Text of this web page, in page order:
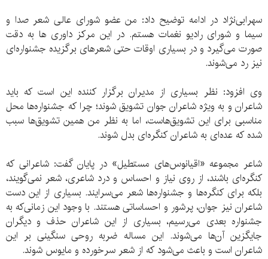
سهرابی‌نژاد در ادامه توضیح داد: من عضو شورای عالی شعر صدا و
سیما و شورای رادیو نغمات هستم. در این مرکز داوری ها به دقت
صورت می‌گیرد و در بسیاری اوقات حتی شعرهای برگزیده جشنواره‌ای
نیز رد می‌شوند.
وی افزود: نظر بسیاری از مدیران برگزار کننده این است که باید
شاعران و به ویژه شاعران جوان تشویق شوند؛ چرا که جشنواره‌ها محل
مناسبی برای این تشویق‌هاست، اما به نظر من همین تشویق‌ها سبب
شده که عده‌ای به شاعران کنگره‌ای بدل شوند.
شاعر مجموعه «اقیانوس‌های مستطیل» در پایان گفت: شاعرانی که
کنگره‌ای باشند، از روی نیاز و احساس و درد شاعری، شعر نمی‌گویند،
بلکه برای کنگره‌ها و جشنواره‌ها شعر می‌سرایند. بسیاری از این دست
شاعران نیز جوان، پرشور و احساساتی هستند. با وجود اين زمانی‌که به
جشنواره بعدی می‌رسیم، بسیاری از این شاعران حذف و دیگران
جایگزین آن‌ها می‌شوند. این مساله ضربه روحی سنگینی بر این
شاعران است و باعث می‌شود که از شعر سرخورده و مایوس شوند.